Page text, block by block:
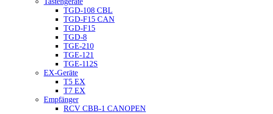
TGD-108 CBL
TGD-F15 CAN
TGD-F15
TGD-8
TGE-210
TGE-121
TGE-112S
EX-Geräte
T5 EX
T7 EX
Empfänger
RCV CBB-1 CANOPEN